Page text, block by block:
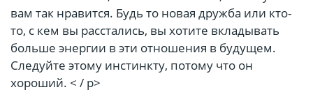
вам так нравится. Будь то новая дружба или кто-
то, с кем вы расстались, вы хотите вкладывать
больше энергии в эти отношения в будущем.
Следуйте этому инстинкту, потому что он
хороший. < / p>